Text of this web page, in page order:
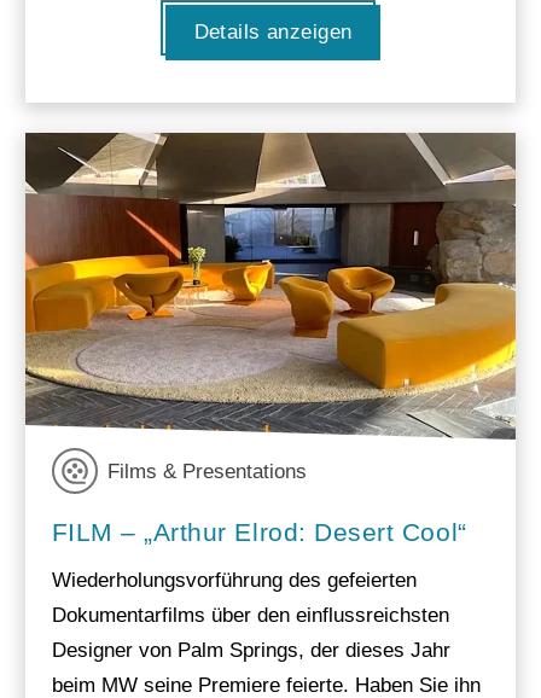
Details anzeigen
Films & Presentations
FILM – „Arthur Elrod: Desert Cool“
Wiederholungsvorführung des gefeierten
Dokumentarfilms über den einflussreichsten
Designer von Palm Springs, der dieses Jahr
beim MW seine Premiere feierte. Haben Sie ihn